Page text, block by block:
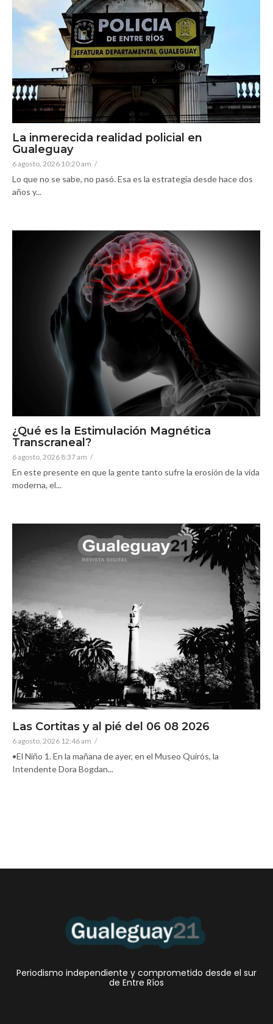
La inmerecida realidad policial en
Gualeguay
6 agosto, 2026 10:20 am /
Lo que no se sabe, no pasó. Esa es la estrategia desde hace dos
años y...
¿Qué es la Estimulación Magnética
Transcraneal?
6 agosto, 2026 8:37 am /
En este presente en que la gente tanto sufre la erosión de la vida
moderna, el...
Las Cortitas y al pié del 06 08 2026
6 agosto, 2026 12:46 am /
•El Niño 1. En la mañana de ayer, en el Museo Quirós, la
Intendente Dora Bogdan...
Periodismo independiente y comprometido desde el sur
de Entre Ríos